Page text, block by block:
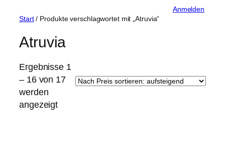
Anmelden
Start/ Produkte verschlagwortet mit „Atruvia“
Atruvia
Ergebnisse 1
– 16 von 17
werden
angezeigtNach